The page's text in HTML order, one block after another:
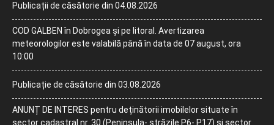
Publicații de căsătorie din 04.08.2026
COD GALBEN în Dobrogea și pe litoral. Avertizarea
meteorologilor este valabilă până în data de 07 august, ora
10:00
Publicație de căsătorie din 03.08.2026
ANUNȚ DE INTERES pentru deținătorii imobilelor situate în
sector cadastral nr. 30 (Peninsula- străzile P6- P17) și sector